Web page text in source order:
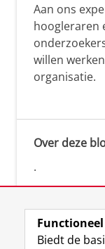
Aan ons
hoogleraren
willen
organisatie.
Over deze
.
Functioneel
Biedt de